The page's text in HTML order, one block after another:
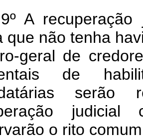
A recuperação
que não tenha
geral de
de
serão
o rito